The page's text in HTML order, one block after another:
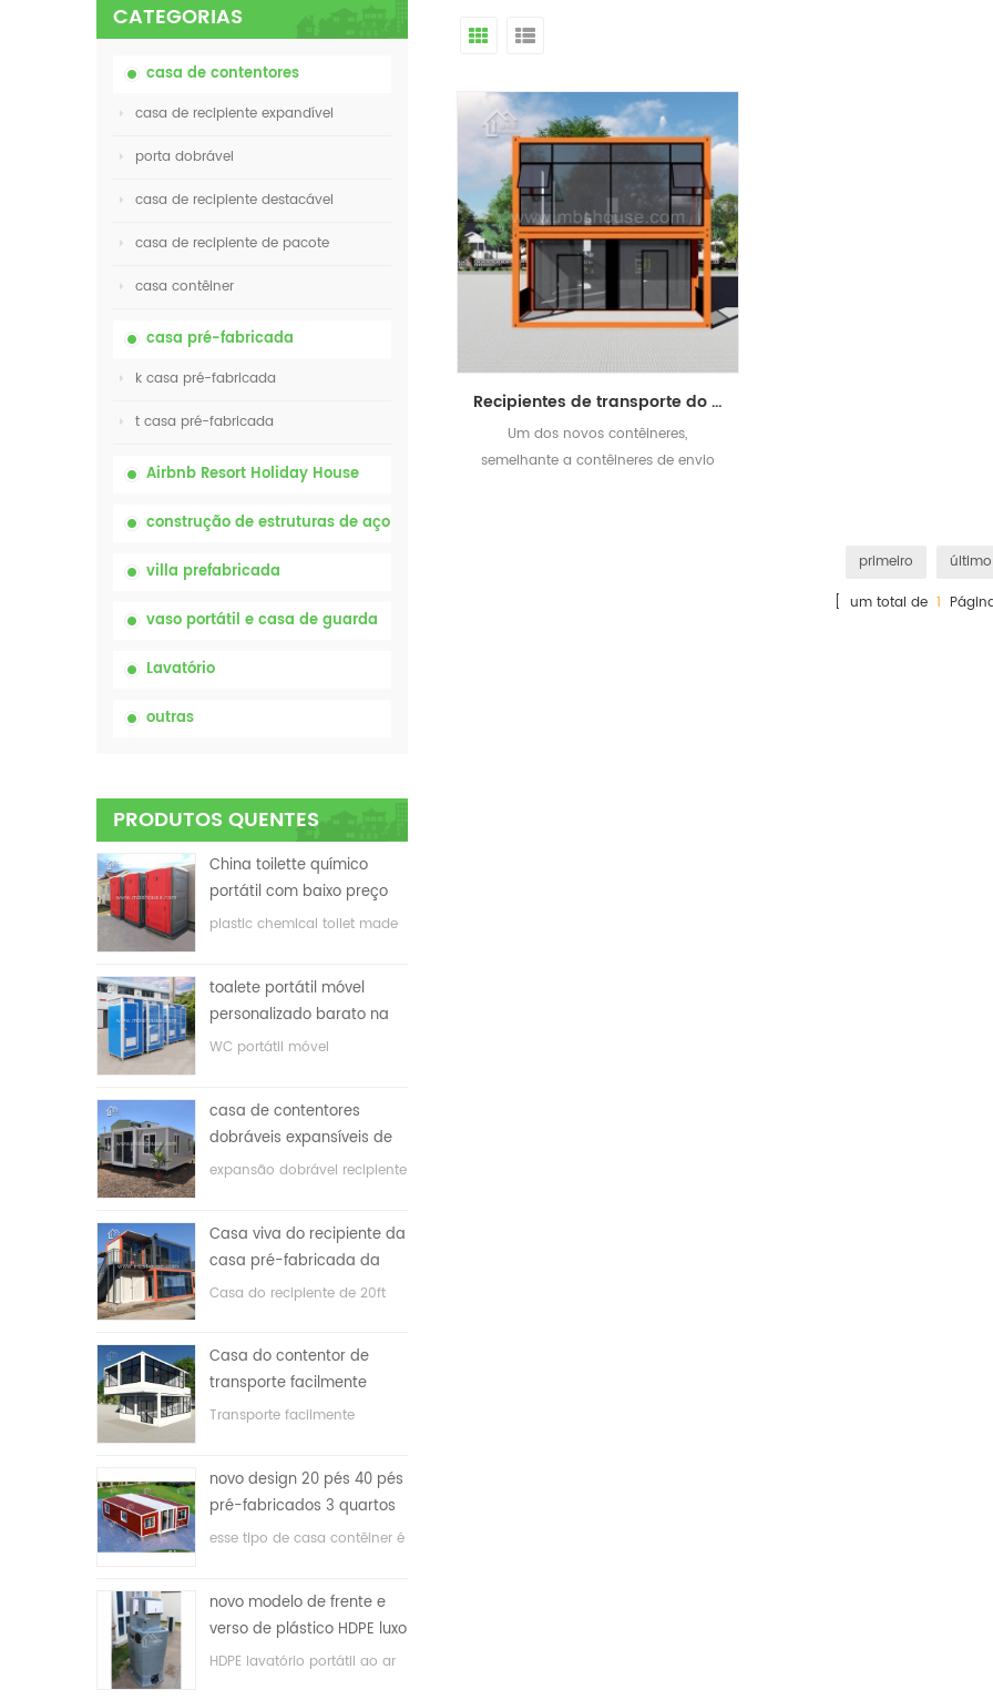
CATEGORIAS
casa de contentores
casa de recipiente expandível
porta dobrável
casa de recipiente destacável
casa de recipiente de pacote
casa contêiner
casa pré-fabricada
k casa pré-fabricada
t casa pré-fabricada
Airbnb Resort Holiday House
construção de estruturas de aço
villa prefabricada
vaso portátil e casa de guarda
Lavatório
outras
PRODUTOS QUENTES
China toilette químico
portátil com baixo preço
plastic chemical toilet made
toalete portátil móvel
personalizado barato na
China para o local de
WC portátil móvel
casa de contentores
dobráveis ​​expansíveis de
baixo preço
expansão dobrável recipiente
Casa viva do recipiente da
casa pré-fabricada da
prova de fogo de 20ft em
Casa do recipiente de 20ft
Casa do contentor de
transporte facilmente
montada e conveniente
Transporte facilmente
novo design 20 pés 40 pés
pré-fabricados 3 quartos
minúscula casa recipiente
esse tipo de casa contêiner é
e com sistema elétrico.
novo modelo de frente e
verso de plástico HDPE luxo
público banheiro lavatório
HDPE lavatório portátil ao ar
Recipientes de transporte do alojamento do recipiente do bloco liso para venda
Um dos novos contêineres,
semelhante a contêineres de envio
primeiro
último
[ um total de1